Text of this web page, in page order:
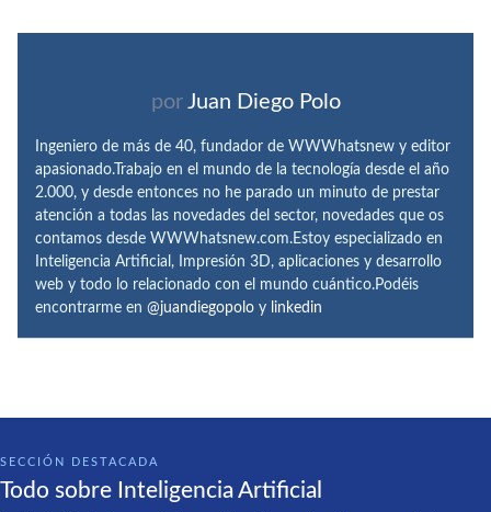
por Juan Diego Polo
Ingeniero de más de 40, fundador de WWWhatsnew y editor
apasionado.Trabajo en el mundo de la tecnología desde el año
2.000, y desde entonces no he parado un minuto de prestar
atención a todas las novedades del sector, novedades que os
contamos desde WWWhatsnew.com.Estoy especializado en
Inteligencia Artificial, Impresión 3D, aplicaciones y desarrollo
web y todo lo relacionado con el mundo cuántico.Podéis
encontrarme en @juandiegopolo y linkedin
SECCIÓN DESTACADA
Todo sobre Inteligencia Artificial